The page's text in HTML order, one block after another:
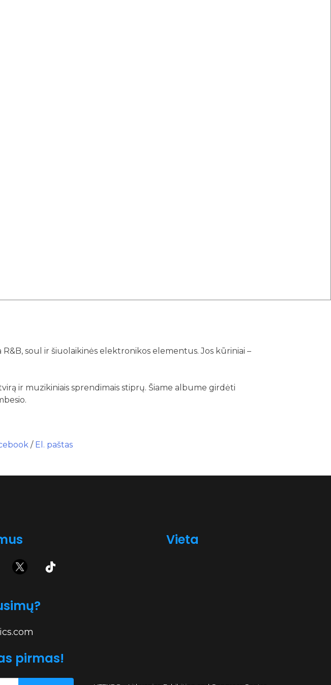
soul ir šiuolaikinės elektronikos elementus. Jos kūriniai –
ir muzikiniais sprendimais stiprų. Šiame albume girdėti
/ El. paštas
pirmas!
Vieta